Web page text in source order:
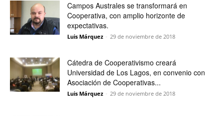
Campos Australes se transformará en
Cooperativa, con amplio horizonte de
expectativas.
Luis Márquez - 29 de noviembre de 2018
Cátedra de Cooperativismo creará
Universidad de Los Lagos, en convenio con
Asociación de Cooperativas...
Luis Márquez - 29 de noviembre de 2018